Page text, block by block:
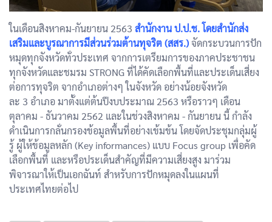
ในเดือนสิงหาคม-กันยายน 2563 สำนักงาน ป.ป.ช. โดยสำนักส่ง
เสริมและบูรณาการมีส่วนร่วมต้านทุจริต (สสร.)จัดกระบวนการปัก
หมุดทุกจังหวัดทั่วประเทศ จากการเตรียมการของภาคประชาชน
ทุกจังหวัดและชมรม STRONG ที่ได้คัดเลือกพื้นที่และประเด็นเสี่ยง
ต่อการทุจริต จากอำเภอต่างๆ ในจังหวัด อย่างน้อยจังหวัด
ละ 3 อำเภอ มาตั้งแต่ต้นปีงบประมาณ 2563 หรือราวๆ เดือน
ตุลาคม - ธันวาคม 2562 และในช่วงสิงหาคม - กันยายน นี้ กำลัง
ดำเนินการกลั่นกรองข้อมูลพื้นที่อย่างเข้มข้น โดยจัดประชุมกลุ่มผู้
รู้ ผู้ให้ข้อมูลหลัก (Key informances) แบบ Focus group เพื่อคัด
เลือกพื้นที่ และหรือประเด็นสำคัญที่มีความเสี่ยงสูง มาร่วม
พิจารณาให้เป็นเอกฉันท์ สำหรับการปักหมุดลงในแผนที่
ประเทศไทยต่อไป